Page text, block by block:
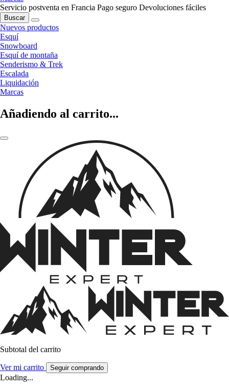
Servicio postventa en Francia Pago seguro Devoluciones fáciles
Buscar
Nuevos productos
Esquí
Snowboard
Esquí de montaña
Senderismo & Trek
Escalada
Liquidación
Marcas
Añadiendo al carrito...
Subtotal del carrito
Ver mi carrito Seguir comprando
Loading...